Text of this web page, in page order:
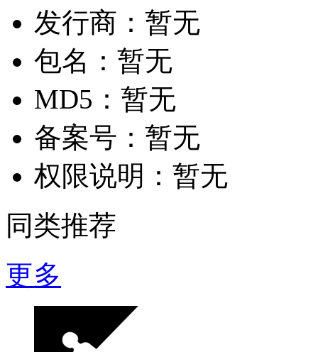
发行商： 暂无
包名： 暂无
MD5： 暂无
备案号： 暂无
权限说明： 暂无
同类推荐
更多